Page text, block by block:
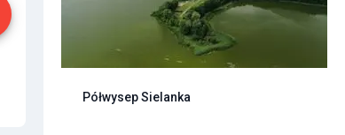
Półwysep Sielanka